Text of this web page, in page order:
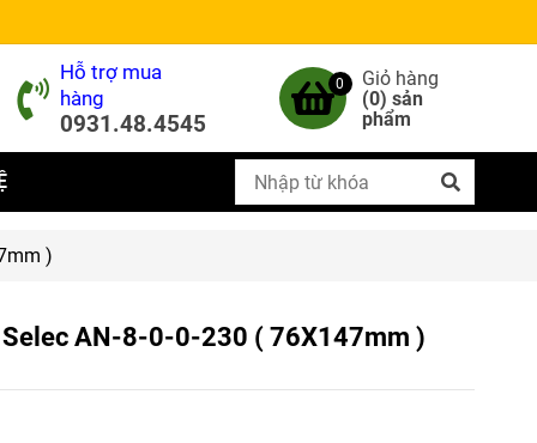
Hỗ trợ mua
hàng
0931.48.4545
0
Giỏ hàng
(0) sản
phẩm
)
AN-8-0-0-230 ( 76X147mm )